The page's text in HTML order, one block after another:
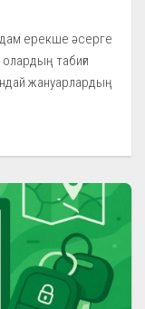
ерекше әсерге
табиғи
жануарлардың